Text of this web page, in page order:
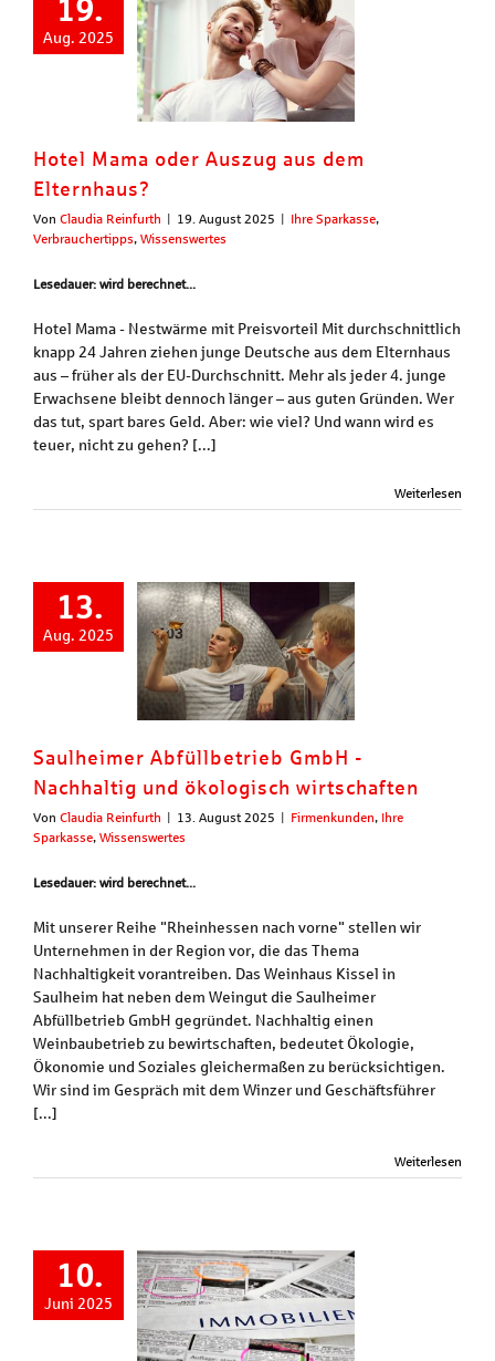
19.
Aug. 2025
Hotel Mama oder Auszug aus dem
Elternhaus?
Von Claudia Reinfurth | 19. August 2025 | Ihre Sparkasse,
Verbrauchertipps, Wissenswertes
Lesedauer: wird berechnet...
Hotel Mama - Nestwärme mit Preisvorteil Mit durchschnittlich
knapp 24 Jahren ziehen junge Deutsche aus dem Elternhaus
aus – früher als der EU-Durchschnitt. Mehr als jeder 4. junge
Erwachsene bleibt dennoch länger – aus guten Gründen. Wer
das tut, spart bares Geld. Aber: wie viel? Und wann wird es
teuer, nicht zu gehen? [...]
Weiterlesen
13.
Aug. 2025
Saulheimer Abfüllbetrieb GmbH -
Nachhaltig und ökologisch wirtschaften
Von Claudia Reinfurth | 13. August 2025 | Firmenkunden, Ihre
Sparkasse, Wissenswertes
Lesedauer: wird berechnet...
Mit unserer Reihe "Rheinhessen nach vorne" stellen wir
Unternehmen in der Region vor, die das Thema
Nachhaltigkeit vorantreiben. Das Weinhaus Kissel in
Saulheim hat neben dem Weingut die Saulheimer
Abfüllbetrieb GmbH gegründet. Nachhaltig einen
Weinbaubetrieb zu bewirtschaften, bedeutet Ökologie,
Ökonomie und Soziales gleichermaßen zu berücksichtigen.
Wir sind im Gespräch mit dem Winzer und Geschäftsführer
[...]
Weiterlesen
10.
Juni 2025